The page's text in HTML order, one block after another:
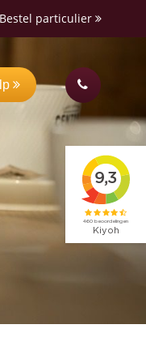
Bestel particulier